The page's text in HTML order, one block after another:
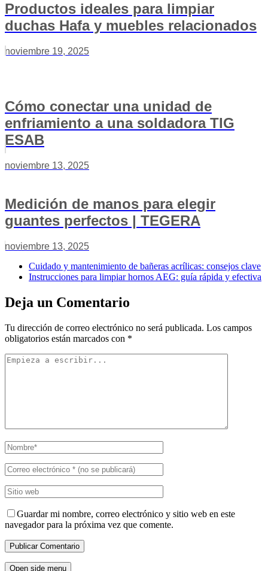
Productos ideales para limpiar
duchas Hafa y muebles relacionados
noviembre 19, 2025
Cómo conectar una unidad de
enfriamiento a una soldadora TIG
ESAB
noviembre 13, 2025
Medición de manos para elegir
guantes perfectos | TEGERA
noviembre 13, 2025
Cuidado y mantenimiento de bañeras acrílicas: consejos clave
Instrucciones para limpiar hornos AEG: guía rápida y efectiva
Deja un Comentario
Tu dirección de correo electrónico no será publicada. Los campos
obligatorios están marcados con *
Guardar mi nombre, correo electrónico y sitio web en este
navegador para la próxima vez que comente.
Open side menu